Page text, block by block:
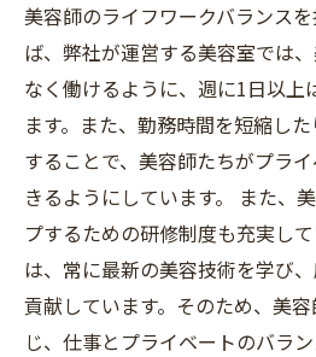
美容師のライフワークバランス
ば、弊社が運営する美容室では
なく働けるように、週に1日以上
ます。また、勤務時間を短縮し
することで、美容師たちがプラ
きるようにしています。 また、
プするための研修制度も充実し
は、常に最新の美容技術を学び
貢献しています。そのため、美
じ、仕事とプライベートのバラ